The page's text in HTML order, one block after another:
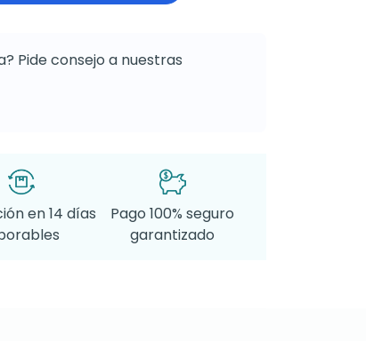
Pide consejo a nuestras
en 14 días
Pago 100% seguro
garantizado